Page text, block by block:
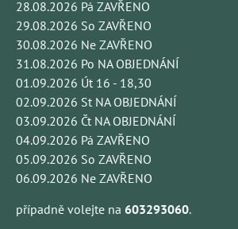
28.08.2026 Pá ZAVŘENO
29.08.2026 So ZAVŘENO
30.08.2026 Ne ZAVŘENO
31.08.2026 Po NA OBJEDNÁNÍ
01.09.2026 Út 16 - 18,30
02.09.2026 St NA OBJEDNÁNÍ
03.09.2026 Čt NA OBJEDNÁNÍ
04.09.2026 Pá ZAVŘENO
05.09.2026 So ZAVŘENO
06.09.2026 Ne ZAVŘENO
případně volejte na 603293060.